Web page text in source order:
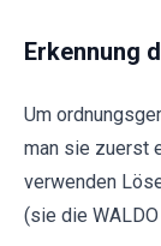
Erkennung
Um
man sie zuerst
verwenden
(sie die